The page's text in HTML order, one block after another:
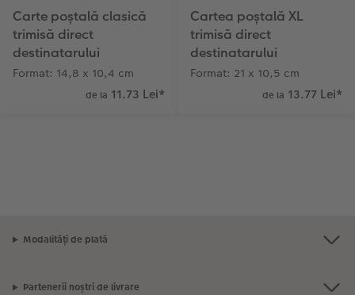
Carte poștală clasică
trimisă direct
destinatarului
Format: 14,8 x 10,4 cm
de la 11.73 Lei*
Cartea poștală XL
trimisă direct
destinatarului
Format: 21 x 10,5 cm
de la 13.77 Lei*
Modalități de plată
Partenerii noștri de livrare